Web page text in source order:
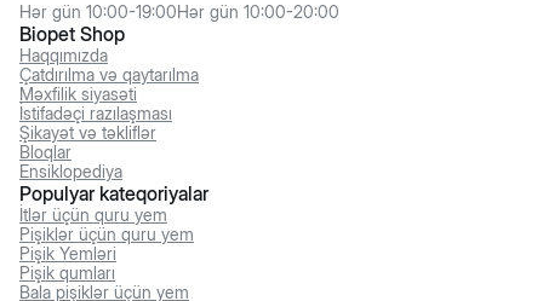
Biopet Shop
Haqqımızda
Çatdırılma və qaytarılma
Məxfilik siyasəti
İstifadəçi razılaşması
Şikayət və təkliflər
Bloqlar
Ensiklopediya
Hər gün 10:00-19:00Hər gün 10:00-20:00
Populyar kateqoriyalar
İtlər üçün quru yem
Pişiklər üçün quru yem
Pişik Yemləri
Pişik qumları
Bala pişiklər üçün yem